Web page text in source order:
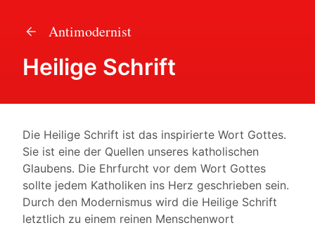
Antimodernist
Heilige Schrift
Die Heilige Schrift ist das inspirierte Wort Gottes.
Sie ist eine der Quellen unseres katholischen
Glaubens. Die Ehrfurcht vor dem Wort Gottes
sollte jedem Katholiken ins Herz geschrieben sein.
Durch den Modernismus wird die Heilige Schrift
letztlich zu einem reinen Menschenwort